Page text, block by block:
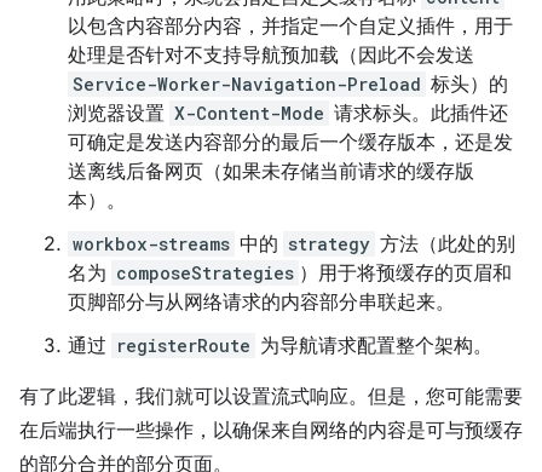
以包含内容部分内容，并指定一个自定义插件，用于
处理是否针对不支持导航预加载（因此不会发送
Service-Worker-Navigation-Preload 标头）的
浏览器设置 X-Content-Mode 请求标头。此插件还
可确定是发送内容部分的最后一个缓存版本，还是发
送离线后备网页（如果未存储当前请求的缓存版
本）。
workbox-streams 中的 strategy 方法（此处的别
名为 composeStrategies ）用于将预缓存的页眉和
页脚部分与从网络请求的内容部分串联起来。
通过 registerRoute 为导航请求配置整个架构。
有了此逻辑，我们就可以设置流式响应。但是，您可能需要
在后端执行一些操作，以确保来自网络的内容是可与预缓存
的部分合并的部分页面。